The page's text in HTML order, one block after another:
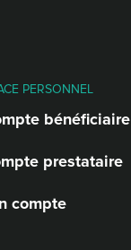
PERSONNEL
bénéficiaire
prestataire
compte